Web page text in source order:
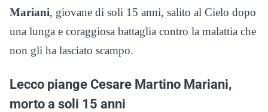
Mariani, giovane di soli 15 anni, salito al Cielo dopo
una lunga e coraggiosa battaglia contro la malattia che
non gli ha lasciato scampo.
Lecco piange Cesare Martino Mariani,
morto a soli 15 anni